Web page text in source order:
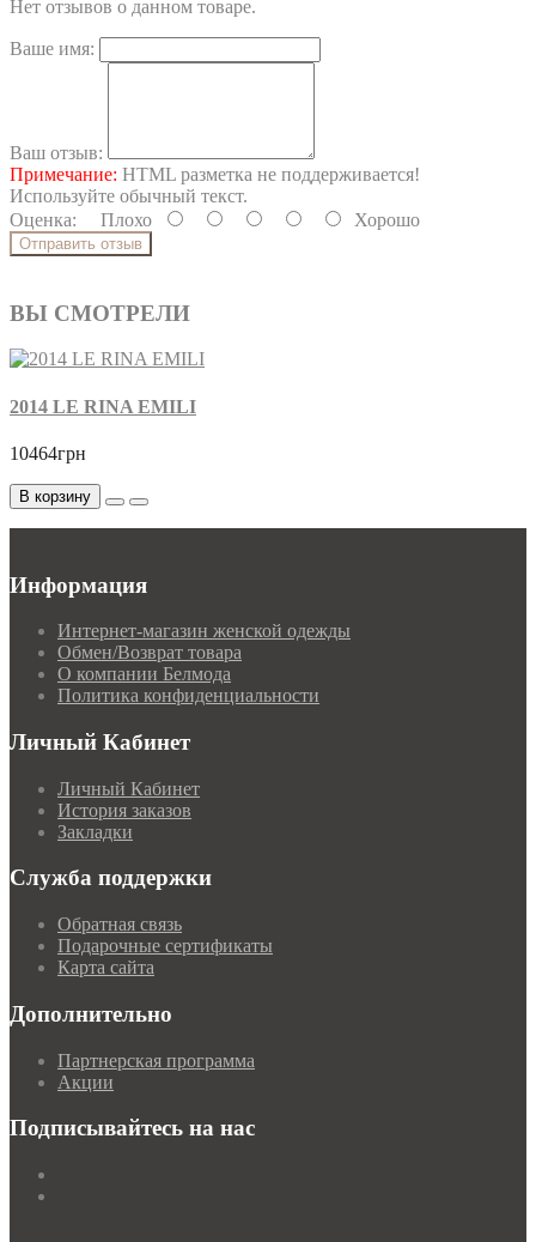
Нет отзывов о данном товаре.
Ваше имя:
Ваш отзыв:
Примечание: HTML разметка не поддерживается!
Используйте обычный текст.
Оценка: Плохо Хорошо
Отправить отзыв
ВЫ СМОТРЕЛИ
2014 LE RINA EMILI
10464грн
В корзину
Информация
Интернет-магазин женской одежды
Обмен/Возврат товара
О компании Белмода
Политика конфиденциальности
Личный Кабинет
Личный Кабинет
История заказов
Закладки
Служба поддержки
Обратная связь
Подарочные сертификаты
Карта сайта
Дополнительно
Партнерская программа
Акции
Подписывайтесь на нас